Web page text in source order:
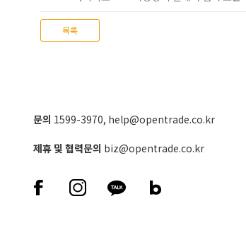
목록
문의 1599-3970, help@opentrade.co.kr
제휴 및 협력문의 biz@opentrade.co.kr